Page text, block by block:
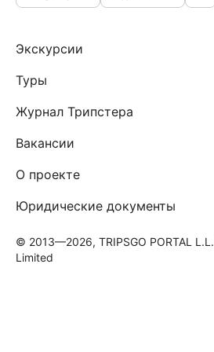
Экскурсии
Туры
Журнал Трипстера
Вакансии
О проекте
Юридические документы
© 2013—2026, TRIPSGO PORTAL
Limited